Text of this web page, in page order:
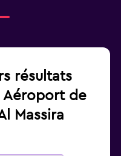
résultats
Aéroport de
Massira